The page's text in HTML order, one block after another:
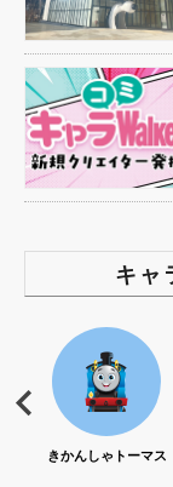
キャ
きかんしゃトーマス